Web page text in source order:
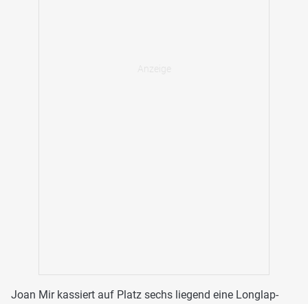
Joan Mir kassiert auf Platz sechs liegend eine Longlap-